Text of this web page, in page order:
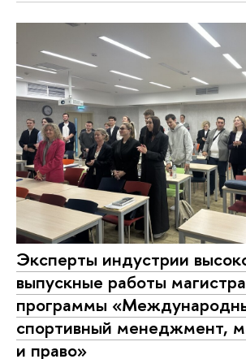
Эксперты индустрии
выпускные работы
программы
спортивный менеджмент,
и право»